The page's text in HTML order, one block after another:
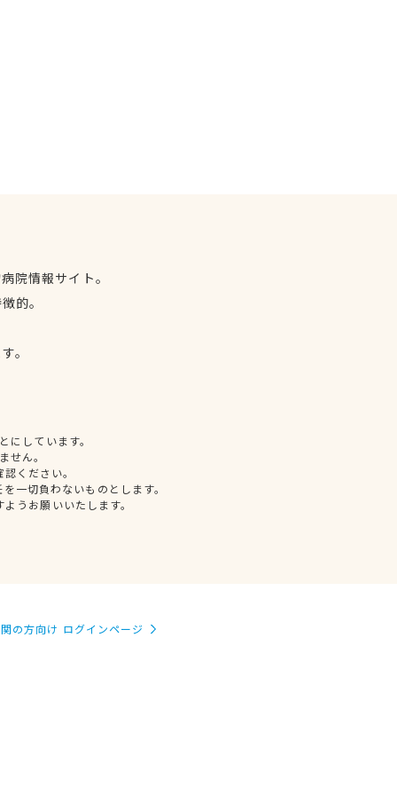
院情報サイト。
的。
。
しています。
せん。
ください。
一切負わないものとします。
うお願いいたします。
の方向け ログインページ